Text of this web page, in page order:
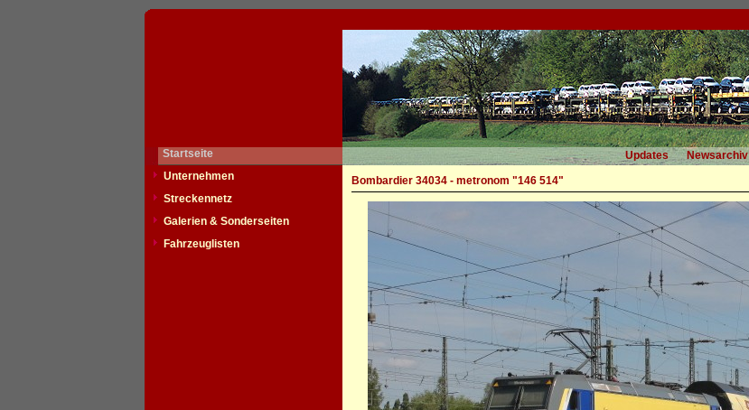
Startseite Updates Newsarchiv
Unternehmen
Streckennetz
Galerien & Sonderseiten
Fahrzeuglisten
Bombardier 34034 - metronom "146 514"